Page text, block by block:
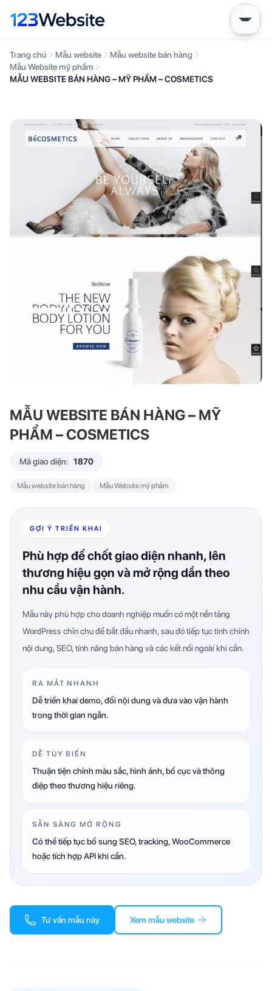
Trang chủ Mẫu website
Mẫu website bán hàng
Mẫu Website mỹ phẩm
MẪU WEBSITE BÁN HÀNG – MỸ PHẨM – COSMETICS
MẪU WEBSITE BÁN HÀNG – MỸ
PHẨM – COSMETICS
Mã giao diện: 1870
Mẫu website bán hàng Mẫu Website mỹ phẩm
GỢI Ý TRIỂN KHAI
Phù hợp để chốt giao diện nhanh, lên
thương hiệu gọn và mở rộng dần theo
nhu cầu vận hành.
Mẫu này phù hợp cho doanh nghiệp muốn có một nền tảng
WordPress chỉn chu để bắt đầu nhanh, sau đó tiếp tục tinh chỉnh
nội dung, SEO, tính năng bán hàng và các kết nối ngoài khi cần.
RA MẮT NHANH
Dễ triển khai demo, đổi nội dung và đưa vào vận hành
trong thời gian ngắn.
DỄ TÙY BIẾN
Thuận tiện chỉnh màu sắc, hình ảnh, bố cục và thông
điệp theo thương hiệu riêng.
SẴN SÀNG MỞ RỘNG
Có thể tiếp tục bổ sung SEO, tracking, WooCommerce
hoặc tích hợp API khi cần.
Tư vấn mẫu này Xem mẫu website